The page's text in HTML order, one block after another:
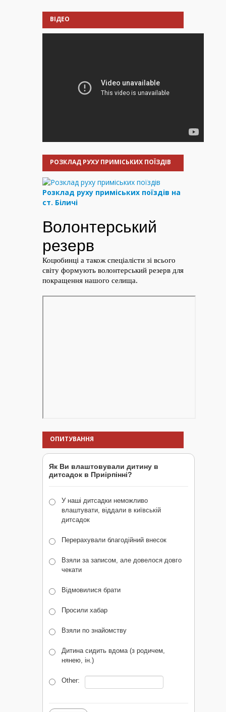
ВІДЕО
РОЗКЛАД РУХУ ПРИМІСЬКИХ ПОЇЗДІВ
Розклад руху приміських поїздів на
ст. Біличі
ОПИТУВАННЯ
Як Ви влаштовували дитину в
дитсадок в Приірпінні?
У наші дитсадки неможливо
влаштувати, віддали в київській
дитсадок
Перерахували благодійний внесок
Взяли за записом, але довелося довго
чекати
Відмовилися брати
Просили хабар
Взяли по знайомству
Дитина сидить вдома (з родичем,
нянею, ін.)
Other: